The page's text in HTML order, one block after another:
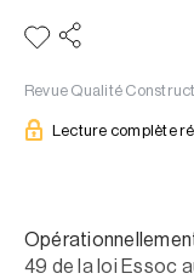
Revue Qualité
Lecture complète
49 de la loi Essoc